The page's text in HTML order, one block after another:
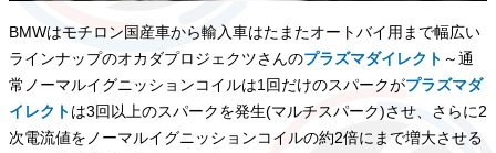
BMWはモチロン国産車から輸入車はたまたオートバイ用まで幅広い
ラインナップのオカダプロジェクツさんのプラズマダイレクト ～通
常ノーマルイグニッションコイルは1回だけのスパークがプラズマダ
イレクトは3回以上のスパークを発生(マルチスパーク)させ、さらに2
次電流値をノーマルイグニッションコイルの約2倍にまで増大させる